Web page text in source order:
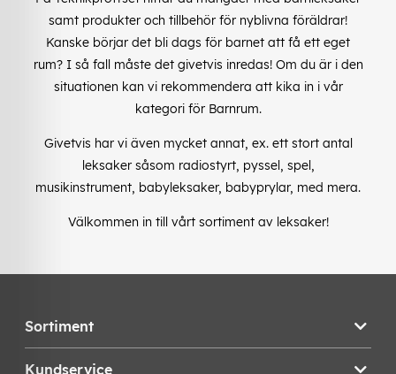
samt produkter och tillbehör för nyblivna föräldrar!
Kanske börjar det bli dags för barnet att få ett eget
rum? I så fall måste det givetvis inredas! Om du är i den
situationen kan vi rekommendera att kika in i vår
kategori för Barnrum.
Givetvis har vi även mycket annat, ex. ett stort antal
leksaker såsom radiostyrt, pyssel, spel,
musikinstrument, babyleksaker, babyprylar, med mera.
Välkommen in till vårt sortiment av leksaker!
Sortiment
Kundservice